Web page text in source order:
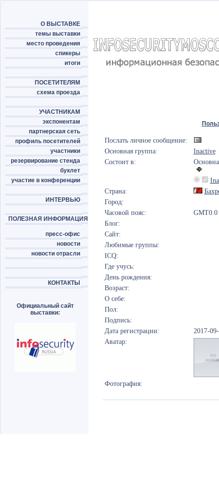
О ВЫСТАВКЕ
темы выставки
место проведения
спикеры
итоги
ПОСЕТИТЕЛЯМ
схема проезда
УЧАСТНИКАМ
экспонентам
партнерская сеть
профиль посетителей
участники
резервирование стенда
буклет
участие в конференции
ИНТЕРВЬЮ
ПОЛЕЗНАЯ ИНФОРМАЦИЯ
пресс-офис
новости
новости отрасли
КОНТАКТЫ
Официальный сайт
выставки:
Послать личное сообщение:
Основная группа:
Inactive
Состоит в:
Страна:
Город:
Часовой пояс:
GMT0.0
Блог:
Сайт:
Любимые группы:
ICQ:
Где учусь:
День рождения:
Возраст:
О себе:
Пол:
Подпись:
Дата регистрации:
2017-
Аватар:
Фотография: